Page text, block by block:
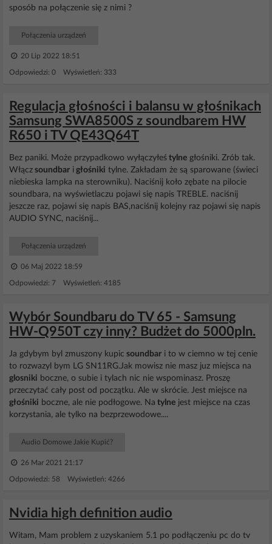
sposób na połączenie się z nimi ?
Połączenia urządzeń
20 Lip 2022 18:51
Odpowiedzi: 0 Wyświetleń: 333
Regulacja głośności i balansu w głośnikach
Samsung SWA8500S z soundbarem HW
R650 i TV QE43Q64T
Bez paniki. Może przypadkowo wyłączyłeś tylne głośniki. Zrób tak.
Włącz soundbar i głośniki tylne. Zakładam że są sparowane (świeci
niebieska lampka na sterowniku). Naciśnij koło zębate na pilocie
soundbara, na wyświetlaczu pojawi się napis TREBLE. naciśnij
jeszcze raz, pojawi się napis BAS,naciśnij kolejny raz pojawi się napis
AUDIO SYNC, naciśnij...
Połączenia urządzeń
06 Maj 2022 18:59
Odpowiedzi: 7 Wyświetleń: 4185
Wybór Soundbaru do TV 65 - Samsung
HW-Q950T czy inny? Budżet do 5000pln.
Ja gdybym byl zmuszony kupic soundbar i to w ciemno w tej cenie
to rozwazyl bym LG SN11RG.Jak mowisz nie masz juz miejsca na
glosniki boczne, o subie i tylach nic nie wspominasz. Proszę
przeczytać cały post od początku. Ale w skrócie. Jest miejsce na
głośniki boczne, ale nie podłogowe. Na tylne jest miejsce na czas
korzystania, ale tylko na bezprzewodowe....
Audio Domowe Jakie Kupić?
26 Mar 2021 21:17
Odpowiedzi: 58 Wyświetleń: 4266
Nvidia high definition audio
Witam, Mam problem z uzyskaniem 5.1 po podłączeniu pc do tv